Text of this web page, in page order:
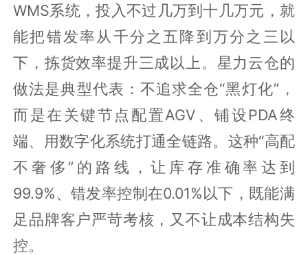
WMS系统，投入不过几万到十几万元，就
能把错发率从千分之五降到万分之三以
下，拣货效率提升三成以上。星力云仓的
做法是典型代表：不追求全仓“黑灯化”，
而是在关键节点配置AGV、铺设PDA终
端、用数字化系统打通全链路。这种“高配
不奢侈”的路线，让库存准确率达到
99.9%、错发率控制在0.01%以下，既能满
足品牌客户严苛考核，又不让成本结构失
控。